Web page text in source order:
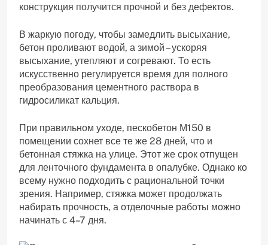
конструкция получится прочной и без дефектов.
В жаркую погоду, чтобы замедлить высыхание,
бетон проливают водой, а зимой – ускоряя
высыхание, утепляют и согревают. То есть
искусственно регулируется время для полного
преобразования цементного раствора в
гидросиликат кальция.
При правильном уходе, пескобетон М150 в
помещении сохнет все те же 28 дней, что и
бетонная стяжка на улице. Этот же срок отпущен
для ленточного фундамента в опалубке. Однако ко
всему нужно подходить с рациональной точки
зрения. Например, стяжка может продолжать
набирать прочность, а отделочные работы можно
начинать с 4–7 дня.